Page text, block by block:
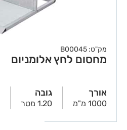
מק"ט: B00045
מחסום לחץ אלומניום
אורך
1000 מ"מ
גובה
1.20 מטר